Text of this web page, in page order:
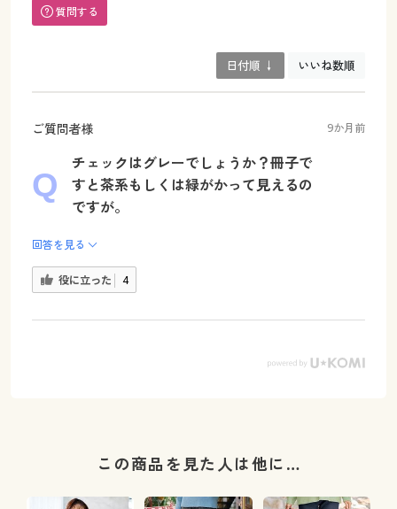
質問する
日付順 ↓ いいね数順
ご質問者様 9か月前
チェックはグレーでしょうか？冊子で
すと茶系もしくは緑がかって見えるの
ですが。
回答を見る
役に立った 4
この商品を見た人は他に…